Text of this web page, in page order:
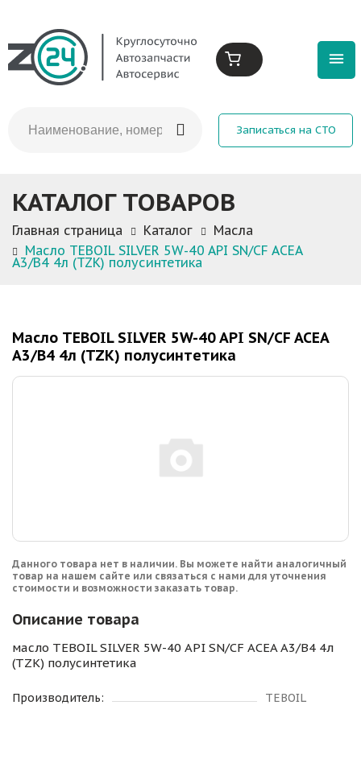
Записаться на СТО
КАТАЛОГ ТОВАРОВ
Главная страница Каталог
Масла
Масло TEBOIL SILVER 5W-40 API SN/CF ACEA
A3/B4 4л (TZK) полусинтетика
Масло TEBOIL SILVER 5W-40 API SN/CF ACEA
A3/B4 4л (TZK) полусинтетика
Данного товара нет в наличии. Вы можете найти аналогичный
товар на нашем сайте или связаться с нами для уточнения
стоимости и возможности заказать товар.
Описание товара
масло TEBOIL SILVER 5W-40 API SN/CF ACEA A3/B4 4л
(TZK) полусинтетика
Производитель: TEBOIL